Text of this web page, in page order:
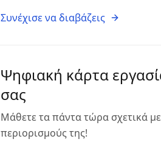
Συνέχισε να διαβάζεις
Ψηφιακή κάρτα
σας
Μάθετε τα πάντα τώρα σχετικά
περιορισμούς της!